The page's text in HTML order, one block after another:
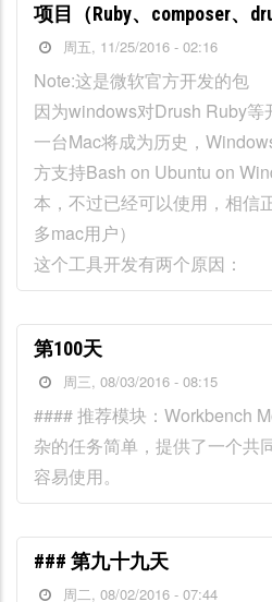
项目（Ruby、composer、
周五, 11/25/2016 - 02:16
Note:这是微软官方开发的包
因为windows对Drush Ruby等
一台Mac将成为历史，
方支持Bash on Ubuntu on
本，不过已经可以使用，相信
多mac用户）
这个工具开发有两个原因：
第100天
周三, 08/03/2016 - 08:15
#### 推荐模块：Workbench
杂的任务简单，提供了一个共
容易使用。
### 第九十九天
周二, 08/02/2016 - 07:44